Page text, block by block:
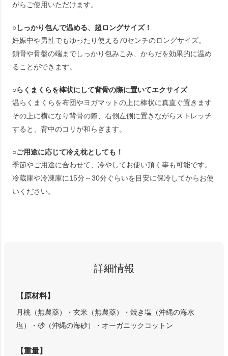
がらご使用いただけます。
○しっかり包んで温める、超ロングサイズ！
妊娠中や男性でもゆったり使える70センチのロングサイズ。
鎖骨や骨盤の端までしっかり包みこみ、からだを効果的に温め
ることができます。
○らくまくらを棒状にして背骨の際に置いてエクサイズ
温らくまくらを布団やヨガマットの上に棒状に真直ぐ置きます
その上に横になり背骨の際、右側左側に置きながらストレッチ
すると、背中のコリが和らぎます。
○ご用途に応じて冷え枕としても！
季節やご用途に合わせて、冷やしてお使い頂く事も可能です。
冷蔵庫や冷凍庫に15分～30分ぐらいを目安に保冷してからお使
いください。
詳細情報
【原材料】
月桃（無農薬）・玄米（無農薬）・焼き塩（沖縄の海水
塩）・砂（沖縄の海砂）・オーガニックコットン
【重量】